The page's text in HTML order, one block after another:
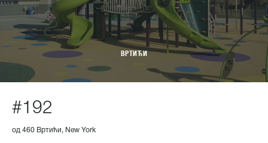
ВРТИЋИ
#192
од 460 Вртићи, New York